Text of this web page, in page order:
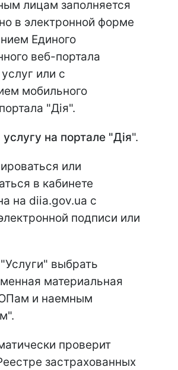
лицам заполняется
в электронной форме
Единого
веб-портала
или с
мобильного
"Дія".
услугу на портале "Дія".
или
в кабинете
на diia.gov.ua с
подписи или
выбрать
материальная
и наемным
проверит
застрахованных